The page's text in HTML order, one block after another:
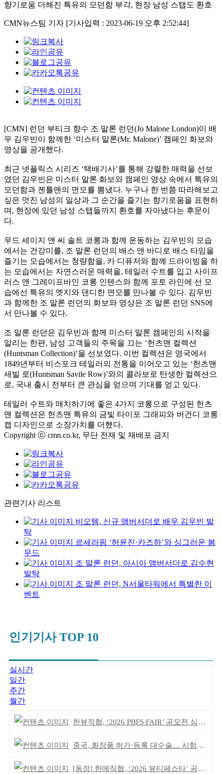
향기로움 더해진 특유의 모던함 부각, 현장 남성 스탭도 환호
CMN뉴스팀 기자 [기사입력 : 2023-06-19 오후 2:52:44]
[CMN] 런던 부티크 향수 조 말론 런던(Jo Malone London)이 배
우 김우빈이 함께한 ‘미스터 말론(Mr. Malone)’ 캠페인 화보와
영상을 공개했다.
최근 넷플릭스 시리즈 ‘택배기사’를 통해 강렬한 매력을 선보
였던 김우빈은 미스터 말론 화보와 캠페인 영상 속에서 특유의
모던함과 젠틀맨의 면모를 뽐냈다. 누구나 한 번쯤 따라해보고
싶은 멋진 남성의 일상과 그 순간을 즐기는 향기로움을 표현하
며 , 현장에 있던 남성 스탭들까지 환호를 자아냈다는 후문이
다.
우드 세이지 앤 씨 솔트 코롱과 함께 운동하는 김우빈의 모습
에서는 건강미를, 조 말론 런던의 배스 앤 바디로 배스 타임을
즐기는 모습에서는 청량함을, 카 디퓨저와 함께 드라이빙을 하
는 모습에서는 자연스러운 매력을, 테일러 수트를 입고 사이프
러스 앤 그레이프바인 코롱 인텐스와 함께 포토 라인에 선 모
습에선 특유의 엣지와 댄디한 면모를 만나볼 수 있다. 김우빈
과 함께한 조 말론 런던의 화보와 영상은 조 말론 런던 SNS에
서 만나볼 수 있다.
조 말론 런던은 김우빈과 함께 미스터 말론 캠페인의 시작을
알리는 한편 , 남성 고객들의 주목을 끄는 ‘헌츠맨 컬렉션
(Huntsman Collection)’을 선보였다. 이번 컬렉션은 영국에서
1849년부터 비스포크 테일러의 전통을 이어오고 있는 ‘헌츠맨
새빌 로(Huntsman Savile Row)’와의 콜라보로 탄생한 컬렉션으
로, 국내 출시 전부터 큰 관심을 얻으며 기대를 얻고 있다.
테일러 수트와 매치하기에 좋은 4가지 코롱으로 구성된 헌츠
맨 컬렉션은 헌츠맨 특유의 금빛 타이포 그래피와 버건디 코롱
캡 디자인으로 소장가치를 더했다.
Copyright ⓒ cmn.co.kr, 무단 전재 및 재배포 금지
관련기사 리스트
비오템, 신규 앰버서더로 배우 김우빈 발
탁
르세라핌 ‘허윤진·카즈하’와 싱그러운 봄
무드
조 말론 런던, 아시아 앰버서더로 김수현
발탁
조 말론 런던, N서울타워에서 특별한 이
벤트
인기기사 TOP 10
실시간
일간
주간
월간
한뷰직협, ‘2026 PBFS FAIR’ 공모전 심사 성료
중국, 화장품 허가·등록 대수술… 시험자료 공용 허용
[동정] 한메직협, ‘2026 뷰티페스타’ 공동 주최